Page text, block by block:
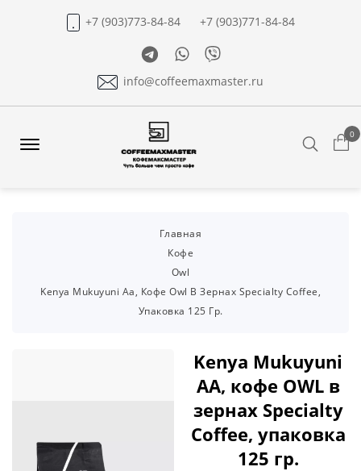
+7 (903)773-84-84
+7 (903)771-84-84
TelegramWhatsapp
Viber
info@coffeemaxmaster.ru
0
Главная
Кофе
Owl
Kenya Mukuyuni Aa, Кофе Owl В Зернах Specialty Coffee,
Упаковка 125 Гр.
Kenya Mukuyuni
AA, кофе OWL в
зернах Specialty
Coffee, упаковка
125 гр.